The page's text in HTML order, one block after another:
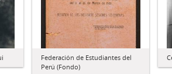
Federación de Estudiantes del
Perú (Fondo)